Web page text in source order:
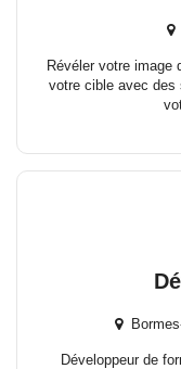
Révéler votre image
votre cible avec des
Développeur de